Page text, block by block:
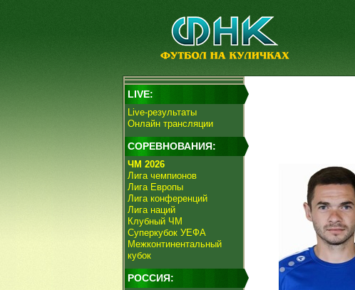
LIVE:
Live-результаты
Онлайн трансляции
СОРЕВНОВАНИЯ:
ЧМ 2026
Лига чемпионов
Лига Европы
Лига конференций
Лига наций
Клубный ЧМ
Суперкубок УЕФА
Межконтинентальный
кубок
РОССИЯ: